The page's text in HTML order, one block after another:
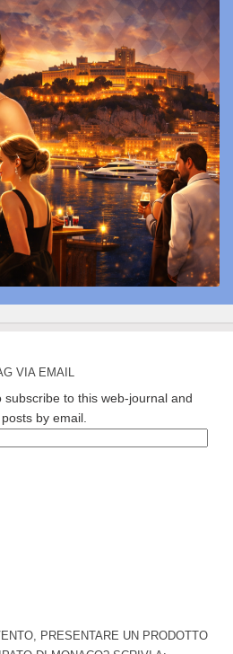
VIA EMAIL
to this web-journal and
by email.
PRESENTARE UN PRODOTTO